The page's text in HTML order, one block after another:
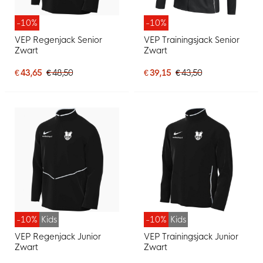
-10%
VEP Regenjack Senior
Zwart
€ 43,65 € 48,50
-10%
VEP Trainingsjack Senior
Zwart
€ 39,15 € 43,50
-10% Kids
VEP Regenjack Junior
Zwart
-10% Kids
VEP Trainingsjack Junior
Zwart